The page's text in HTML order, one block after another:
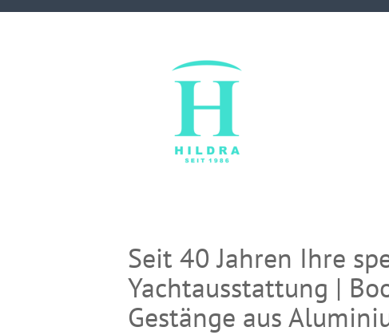
Seit 40 Jahren Ihre
Yachtausstattung |
Gestänge aus